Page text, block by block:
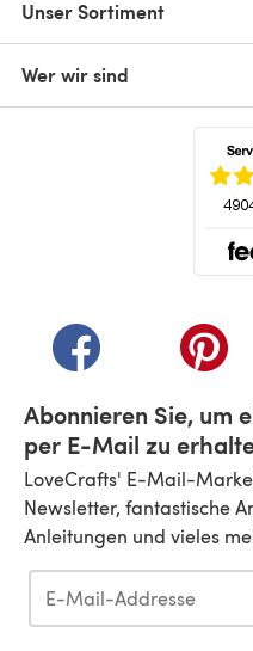
Unser Sortiment
Wer wir sind
(öffnet sich in
Abonnieren Sie, um
per E-Mail zu
LoveCrafts' E-Mail-
Newsletter, fantastische
Anleitungen und vieles